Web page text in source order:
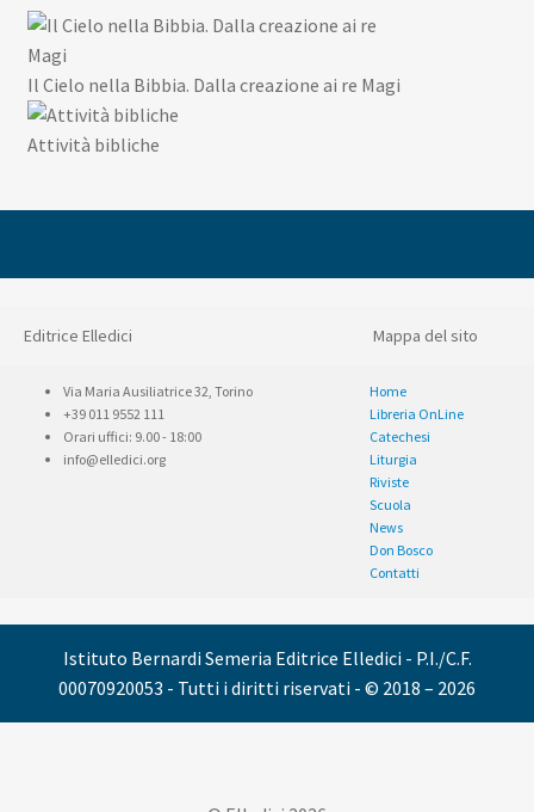
Il Cielo nella Bibbia. Dalla creazione ai re Magi
Attività bibliche
Editrice Elledici Mappa del sito
Via Maria Ausiliatrice 32, Torino
+39 011 9552 111
Orari uffici: 9.00 - 18:00
info@elledici.org
Home
Libreria OnLine
Catechesi
Liturgia
Riviste
Scuola
News
Don Bosco
Contatti
Istituto Bernardi Semeria Editrice Elledici - P.I./C.F.
00070920053 - Tutti i diritti riservati - © 2018 – 2026